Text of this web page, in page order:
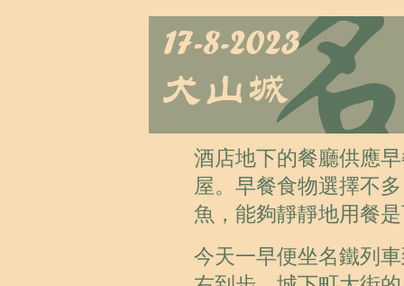
酒店地下的餐廳供應
屋。早餐食物選擇不
魚，能夠靜靜地用餐
今天一早便坐名鐵列